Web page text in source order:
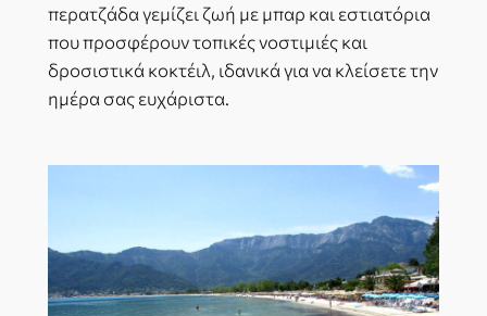
περατζάδα γεμίζει ζωή με μπαρ και εστιατόρια
που προσφέρουν τοπικές νοστιμιές και
δροσιστικά κοκτέιλ, ιδανικά για να κλείσετε την
ημέρα σας ευχάριστα.